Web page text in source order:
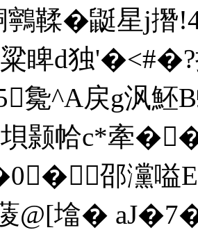
鸋鞣�鼮星j
睥d独'�<#�?
毚^A戻g沨
垻颢帢c*牽
邵灙 
o蔆@[墖�